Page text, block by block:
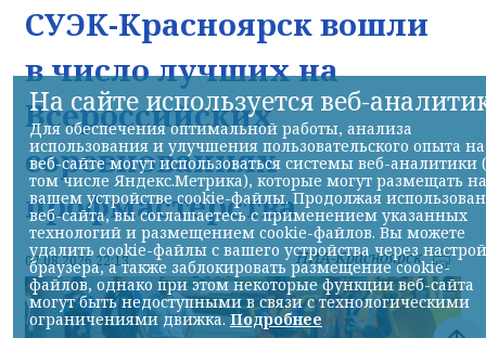
СУЭК-Красноярск вошли
в число лучших на
Всероссийских
соревнованиях
профмастерства
07.08.2026 22:13 НИА-Красноярск
На сайте используется веб-
Для обеспечения оптимальной работы, анализа
использования и улучшения пользовательского опыта на
веб-сайте могут использоваться системы веб-аналитики
том числе Яндекс.Метрика), которые могут размещать на
вашем устройстве cookie-файлы. Продолжая
веб-сайта, вы соглашаетесь с применением указанных
технологий и размещением cookie-файлов. Вы можете
удалить cookie-файлы с вашего устройства через
браузера, а также заблокировать размещение cookie-
файлов, однако при этом некоторые функции веб-сайта
могут быть недоступными в связи с технологическими
ограничениями движка.Подробнее